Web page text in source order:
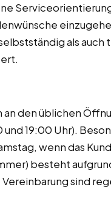
als
den üblichen
19:00 Uhr).
wenn das
besteht
sind